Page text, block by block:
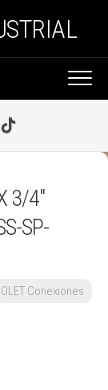
3/4″
SP-
OLET Conexiones